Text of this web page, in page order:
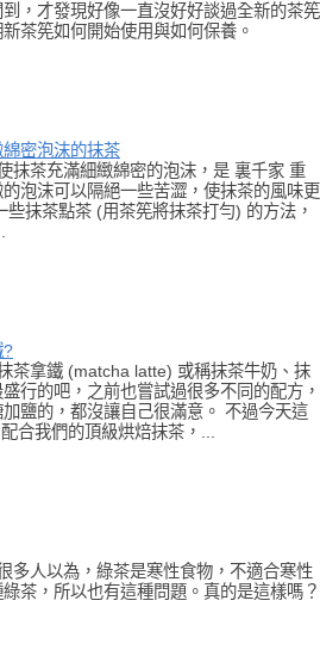
，才發現好像一直沒好好談過全新的茶筅
茶筅如何開始使用與如何保養。
綿密泡沫的抹茶
抹茶充滿細緻綿密的泡沫，是 裏千家 重
泡沫可以隔絕一些苦澀，使抹茶的風味更
抹茶點茶 (用茶筅將抹茶打勻) 的方法，
?
茶拿鐵 (matcha latte) 或稱抹茶牛奶、抹
行的吧，之前也嘗試過很多不同的配方，
鹽的，都沒讓自己很滿意。 不過今天這
合我們的頂級烘焙抹茶，...
多人以為，綠茶是寒性食物，不適合寒性
茶，所以也有這種問題。真的是這樣嗎？